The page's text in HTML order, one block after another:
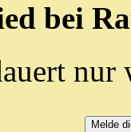
bei
Melde